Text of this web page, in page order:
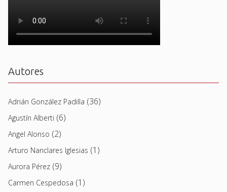
Autores
Adrián González Padilla (36)
Agustín Alberti (6)
Angel Alonso (2)
Arturo Nanclares Iglesias (1)
Aurora Pérez (9)
Carmen Cespedosa (1)